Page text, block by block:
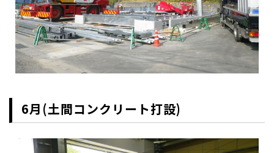
6月(土間コンクリート打設)